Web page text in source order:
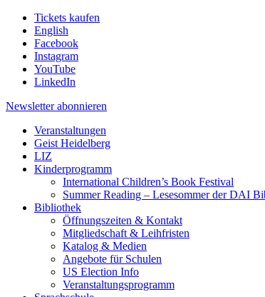
Tickets kaufen
English
Facebook
Instagram
YouTube
LinkedIn
Newsletter abonnieren
Veranstaltungen
Geist Heidelberg
LIZ
Kinderprogramm
International Children’s Book Festival
Summer Reading – Lesesommer der DAI
Bibliothek
Öffnungszeiten & Kontakt
Mitgliedschaft & Leihfristen
Katalog & Medien
Angebote für Schulen
US Election Info
Veranstaltungsprogramm